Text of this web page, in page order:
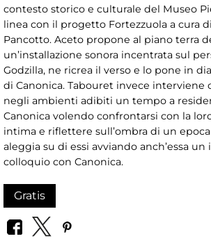
contesto storico e culturale del Museo
linea con il progetto Fortezzuola a cura
Pancotto. Aceto propone al piano terra
un’installazione sonora incentrata sul
Godzilla, ne ricrea il verso e lo pone in
di Canonica. Tabouret invece
negli ambienti adibiti un tempo a
Canonica volendo confrontarsi con la
intima e riflettere sull’ombra di un
aleggia su di essi avviando anch’essa
colloquio con Canonica.
Gratis